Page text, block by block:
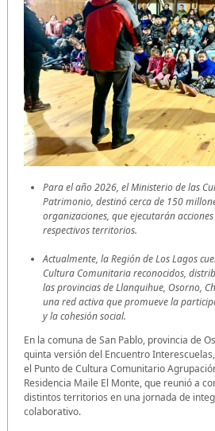
Para el año 2026, el Ministerio de las
Patrimonio, destinó cerca de 150
organizaciones, que ejecutarán
respectivos territorios.
Actualmente, la Región de Los Lagos
Cultura Comunitaria reconocidos,
las provincias de Llanquihue, Osorno,
una red activa que promueve la
y la cohesión social.
En la comuna de San Pablo, provincia de
quinta versión del Encuentro
el Punto de Cultura Comunitario
Residencia Maile El Monte, que reunió a
distintos territorios en una jornada de
colaborativo.